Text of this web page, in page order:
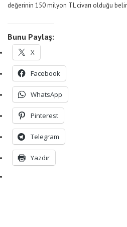
değerinin 150 milyon TL civarı olduğu
Bunu Paylaş:
X
Facebook
WhatsApp
Pinterest
Telegram
Yazdır